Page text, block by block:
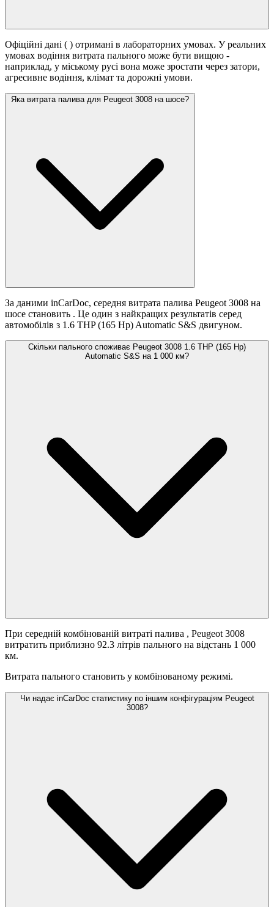
Офіційні дані ( ) отримані в лабораторних умовах. У реальних
умовах водіння витрата пального може бути вищою -
наприклад, у міському русі вона може зростати через затори,
агресивне водіння, клімат та дорожні умови.
Яка витрата палива для Peugeot 3008 на шосе?
За даними inCarDoc, середня витрата палива Peugeot 3008 на
шосе становить . Це один з найкращих результатів серед
автомобілів з 1.6 THP (165 Hp) Automatic S&S двигуном.
Скільки пального споживає Peugeot 3008 1.6 THP (165 Hp)
Automatic S&S на 1 000 км?
При середній комбінованій витраті палива , Peugeot 3008
витратить приблизно 92.3 літрів пального на відстань 1 000
км.
Витрата пального становить у комбінованому режимі.
Чи надає inCarDoc статистику по іншим конфігураціям Peugeot
3008?